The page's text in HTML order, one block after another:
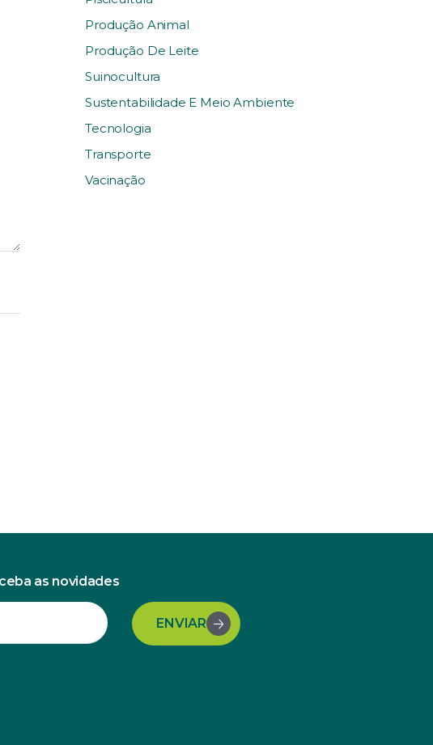
Produção Animal
Produção De Leite
Suinocultura
Sustentabilidade E Meio Ambiente
Tecnologia
Transporte
Vacinação
as novidades
ENVIAR